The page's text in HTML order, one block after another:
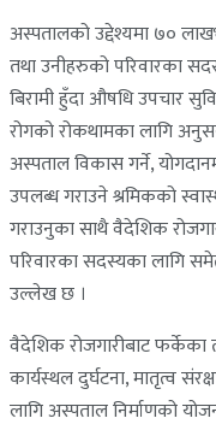
अस्पतालको उद्देश्यमा ७०
तथा उनीहरुको परिवारका
बिरामी हुँदा औषधि उपचार
रोगको रोकथामका लागि
अस्पताल विकास गर्ने,
उपलब्ध गराउने श्रमिकको
गराउनुका साथै वैदेशिक
परिवारका सदस्यका लागि
उल्लेख छ ।
वैदेशिक रोजगारीबाट फर्केका
कार्यस्थल दुर्घटना, मातृत्व
लागि अस्पताल निर्माणको